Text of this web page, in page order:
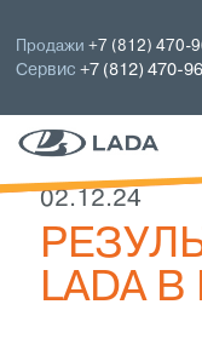
Продажи+7 (812) 470-
Сервис+7 (812) 470-
02.12.24
LADA